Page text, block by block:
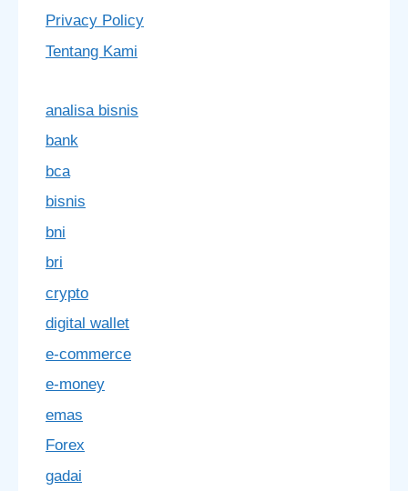
Privacy Policy
Tentang Kami
analisa bisnis
bank
bca
bisnis
bni
bri
crypto
digital wallet
e-commerce
e-money
emas
Forex
gadai